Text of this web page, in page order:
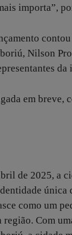
importa”,
Nilson
da
em breve,
de 2025, a
como um
Com